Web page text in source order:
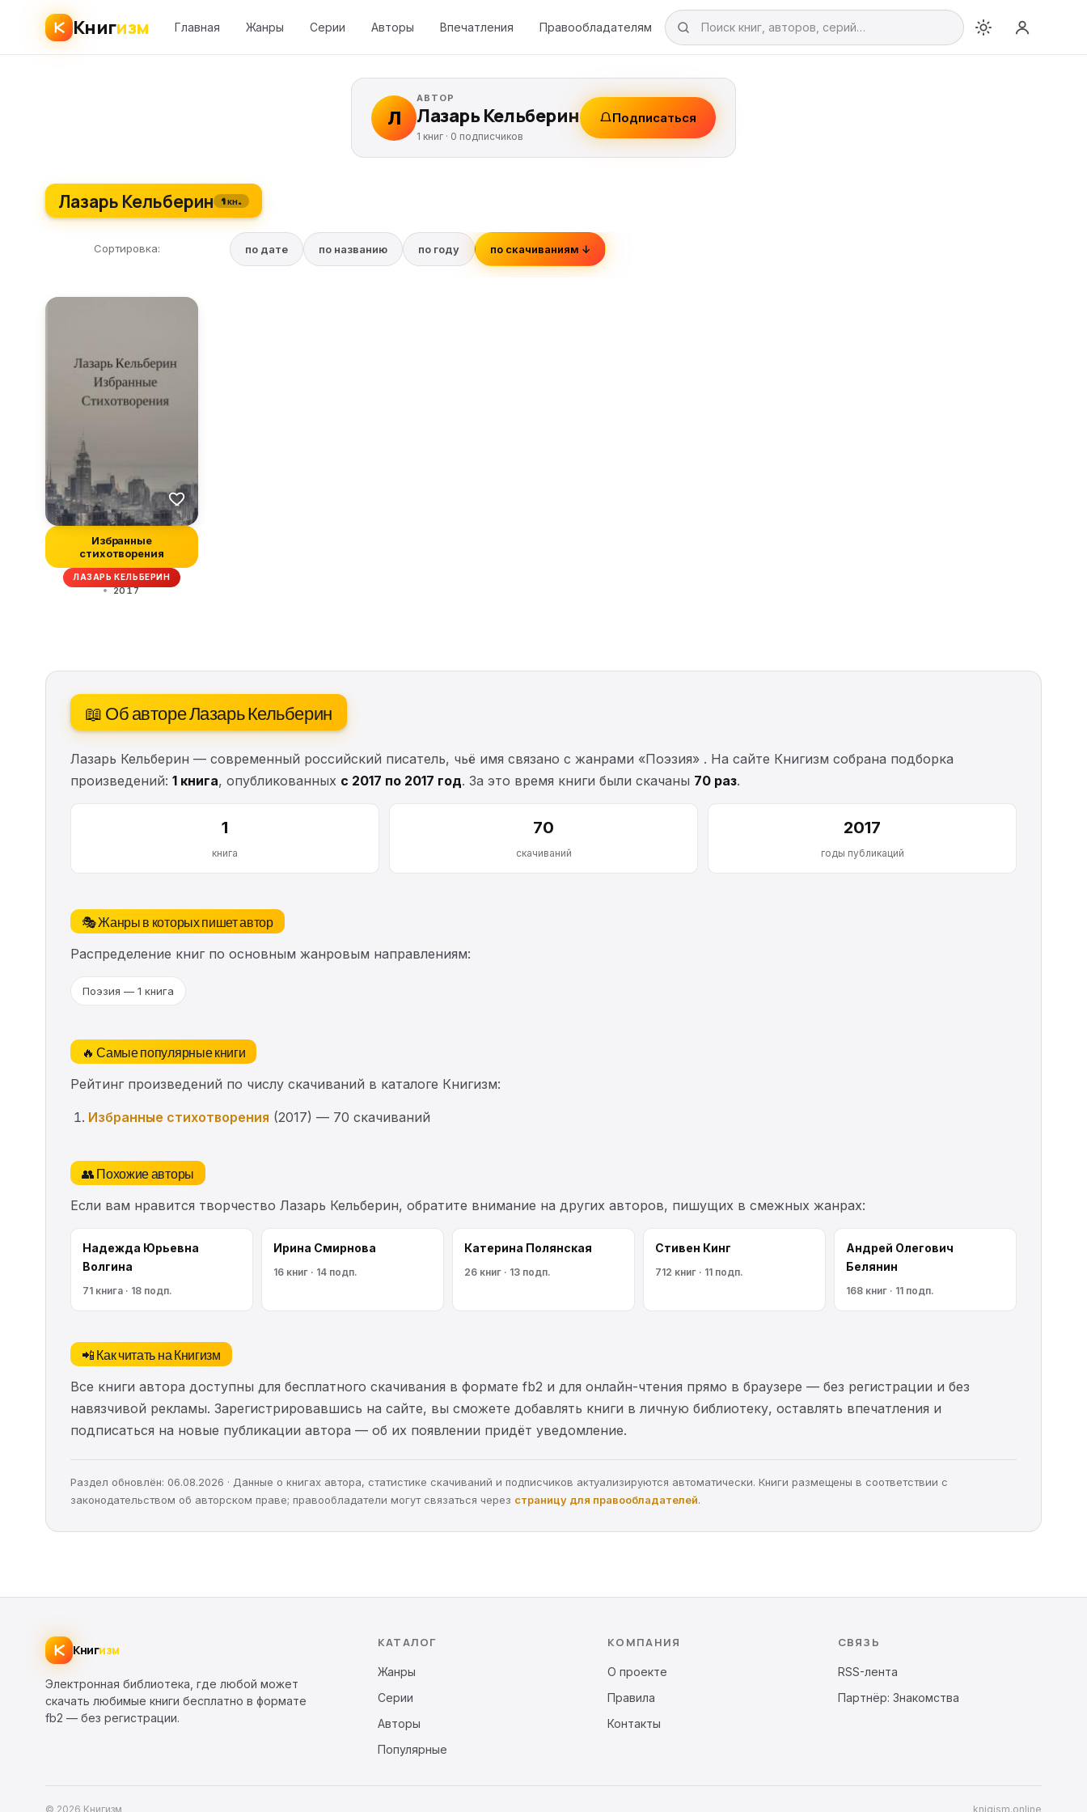
Книгизм Главная Жанры Серии Авторы Впечатления Правообладателям
Л
АВТОР
Лазарь Кельберин
1 книг · 0 подписчиков
Подписаться
Лазарь Кельберин 1 кн.
Сортировка: по дате по названию по году по скачиваниям ↓
Избранные
стихотворения
ЛАЗАРЬ КЕЛЬБЕРИН
2017
📖 Об авторе Лазарь Кельберин
Лазарь Кельберин — современный российский писатель, чьё имя связано с жанрами «Поэзия» . На сайте Книгизм собрана подборка
произведений: 1 книга, опубликованных с 2017 по 2017 год. За это время книги были скачаны 70 раз.
1
книга
70
скачиваний
2017
годы публикаций
🎭 Жанры в которых пишет автор
Распределение книг по основным жанровым направлениям:
Поэзия — 1 книга
🔥 Самые популярные книги
Рейтинг произведений по числу скачиваний в каталоге Книгизм:
Избранные стихотворения (2017) — 70 скачиваний
👥 Похожие авторы
Если вам нравится творчество Лазарь Кельберин, обратите внимание на других авторов, пишущих в смежных жанрах:
Надежда Юрьевна
Волгина
71 книга · 18 подп.
Ирина Смирнова
16 книг · 14 подп.
Катерина Полянская
26 книг · 13 подп.
Стивен Кинг
712 книг · 11 подп.
Андрей Олегович
Белянин
168 книг · 11 подп.
📲 Как читать на Книгизм
Все книги автора доступны для бесплатного скачивания в формате fb2 и для онлайн-чтения прямо в браузере — без регистрации и без
навязчивой рекламы. Зарегистрировавшись на сайте, вы сможете добавлять книги в личную библиотеку, оставлять впечатления и
подписаться на новые публикации автора — об их появлении придёт уведомление.
Раздел обновлён: 06.08.2026 · Данные о книгах автора, статистике скачиваний и подписчиков актуализируются автоматически. Книги размещены в соответствии с
законодательством об авторском праве; правообладатели могут связаться через страницу для правообладателей.
Книгизм
Электронная библиотека, где любой может
скачать любимые книги бесплатно в формате
fb2 — без регистрации.
КАТАЛОГ
Жанры
Серии
Авторы
Популярные
КОМПАНИЯ
О проекте
Правила
Контакты
СВЯЗЬ
RSS-лента
Партнёр: Знакомства
© 2026 Книгизм knigism.online